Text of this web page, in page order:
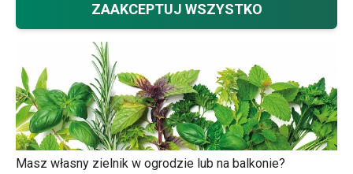
ZAAKCEPTUJ WSZYSTKO
Wskazówki i trendy 24.05.2018
Masz własny zielnik w ogrodzie lub na balkonie?